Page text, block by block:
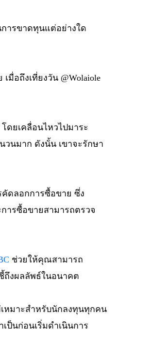
การขาดทุนแต่อย่างใด
อถึงเที่ยงวัน @Wolaiole
ดยเคลื่อนไหวไปมาระ
วนมาก ดังนั้น เขาจะรักษา
คัดลอกการซื้อขาย ซึ่ง
ารซื้อขายสามารถตรวจ
ช่วยให้คุณสามารถ
ถึงผลลัพธ์ในอนาคต
เหมาะสำหรับนักลงทุนทุกคน
ป็นก่อนเริ่มดำเนินการ